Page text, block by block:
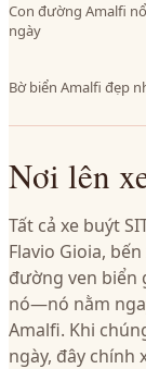
Con đường Amalfi
ngày
Bờ biển Amalfi đẹp
Nơi lên
Tất cả xe buýt
Flavio Gioia,
đường ven biển
nó—nó nằm
Amalfi. Khi
ngày, đây chính